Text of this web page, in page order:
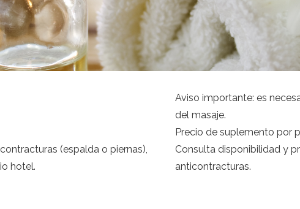
(espalda o piernas),
hotel.
Aviso importante: es
del masaje.
Precio de suplemento por
Consulta disponibilidad y
anticontracturas.